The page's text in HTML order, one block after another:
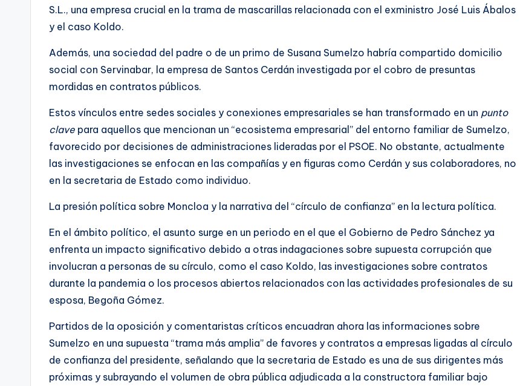
S.L., una empresa crucial en la trama de mascarillas relacionada con el exministro José Luis Ábalos
y el caso Koldo.
Además, una sociedad del padre o de un primo de Susana Sumelzo habría compartido domicilio
social con Servinabar, la empresa de Santos Cerdán investigada por el cobro de presuntas
mordidas en contratos públicos.
Estos vínculos entre sedes sociales y conexiones empresariales se han transformado en un punto
clave para aquellos que mencionan un “ecosistema empresarial” del entorno familiar de Sumelzo,
favorecido por decisiones de administraciones lideradas por el PSOE. No obstante, actualmente
las investigaciones se enfocan en las compañías y en figuras como Cerdán y sus colaboradores, no
en la secretaria de Estado como individuo.
La presión política sobre Moncloa y la narrativa del “círculo de confianza” en la lectura política.
En el ámbito político, el asunto surge en un periodo en el que el Gobierno de Pedro Sánchez ya
enfrenta un impacto significativo debido a otras indagaciones sobre supuesta corrupción que
involucran a personas de su círculo, como el caso Koldo, las investigaciones sobre contratos
durante la pandemia o los procesos abiertos relacionados con las actividades profesionales de su
esposa, Begoña Gómez.
Partidos de la oposición y comentaristas críticos encuadran ahora las informaciones sobre
Sumelzo en una supuesta “trama más amplia” de favores y contratos a empresas ligadas al círculo
de confianza del presidente, señalando que la secretaria de Estado es una de sus dirigentes más
próximas y subrayando el volumen de obra pública adjudicada a la constructora familiar bajo